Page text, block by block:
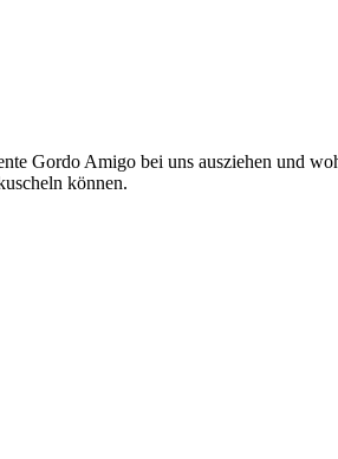
Gordo Amigo bei uns ausziehen und
können.